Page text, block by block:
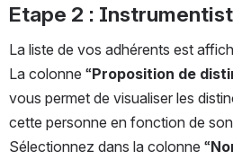
Etape 2 :
La liste de vos adhérents est
La colonne “
vous permet de visualiser les
cette personne en fonction de
Sélectionnez dans la colonne “